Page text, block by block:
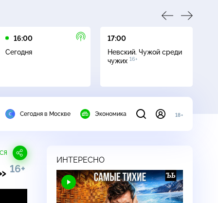
16:00
Сегодня
17:00
Невский. Чужой среди
чужих 16+
Сегодня в Москве Экономика 18+
16+
ИНТЕРЕСНО